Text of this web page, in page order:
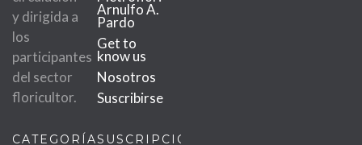
y dirigida a
los
participantes
del sector
floricultor.
Arnulfo A.
Pardo
Get to
know us
Nosotros
Suscribirse
CATEGORÍASSUSCRIPCIÓN